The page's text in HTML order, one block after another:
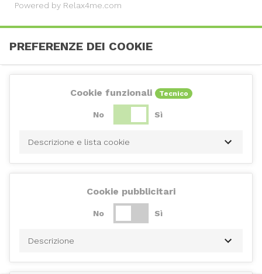
Powered by Relax4me.com
PREFERENZE DEI COOKIE
Cookie funzionali Tecnico
No Sì
Descrizione e lista cookie
Cookie pubblicitari
No Sì
Descrizione